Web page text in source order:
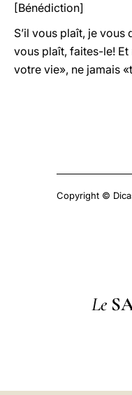
[Bénédiction]
S’il vous plaît, je vous
vous plaît, faites-le! Et
votre vie», ne jamais
Copyright ©
Le